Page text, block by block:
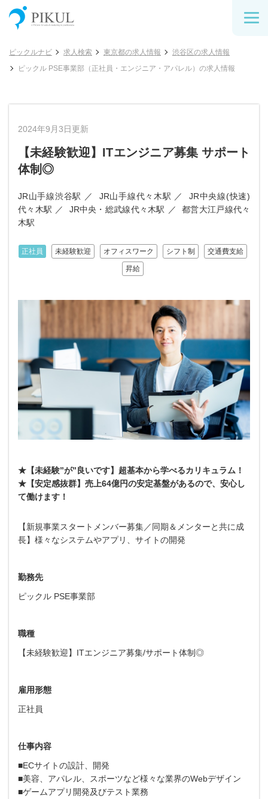
ピックルナビ 求人検索 東京都の求人情報
渋谷区の求人情報
ピックル PSE事業部（正社員・エンジニア・アパレル）の求人情報
2024年9月3日更新
【未経験歓迎】ITエンジニア募集 サポート
体制◎
JR山手線渋谷駅 JR山手線代々木駅
JR中央線(快速)
代々木駅
JR中央・総武線代々木駅
都営大江戸線代々
木駅
正社員 未経験歓迎 オフィスワーク シフト制 交通費支給
昇給
★【未経験”が”良いです】超基本から学べるカリキュラム！
★【安定感抜群】売上64億円の安定基盤があるので、安心し
て働けます！
【新規事業スタートメンバー募集／同期＆メンターと共に成
長】様々なシステムやアプリ、サイトの開発
勤務先
ピックル PSE事業部
職種
【未経験歓迎】ITエンジニア募集/サポート体制◎
雇用形態
正社員
仕事内容
■ECサイトの設計、開発
■美容、アパレル、スポーツなど様々な業界のWebデザイン
■ゲームアプリ開発及びテスト業務